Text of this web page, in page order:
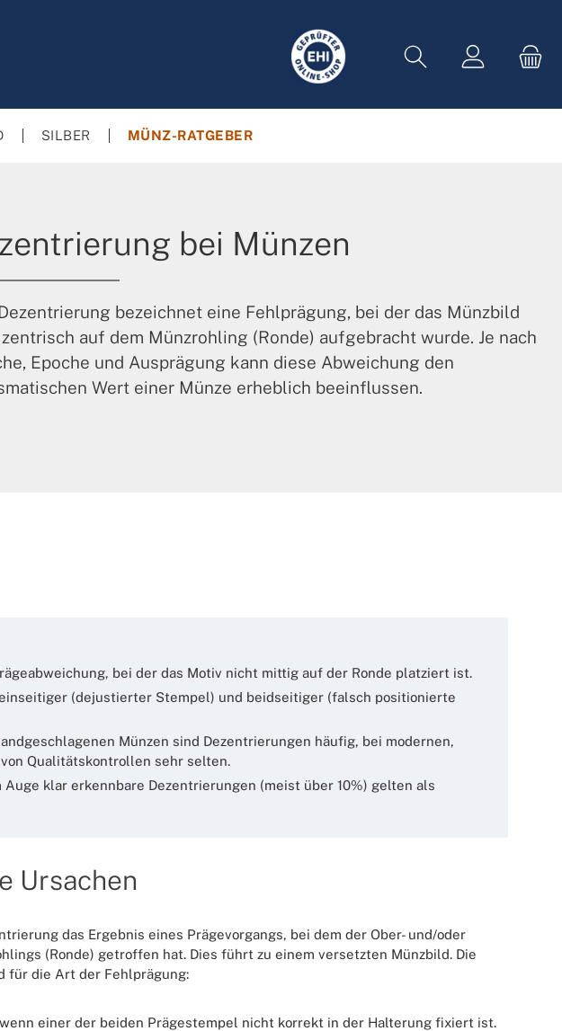
SILBER MÜNZ-RATGEBER
bei Münzen
bezeichnet eine Fehlprägung, bei der das Münzbild
auf dem Münzrohling (Ronde) aufgebracht wurde. Je nach
Epoche und Ausprägung kann diese Abweichung den
Wert einer Münze erheblich beeinflussen.
bei der das Motiv nicht mittig auf der Ronde platziert ist.
(dejustierter Stempel) und beidseitiger (falsch positionierte
Münzen sind Dezentrierungen häufig, bei modernen,
Qualitätskontrollen sehr selten.
klar erkennbare Dezentrierungen (meist über 10%) gelten als
Ursachen
das Ergebnis eines Prägevorgangs, bei dem der Ober- und/oder
(Ronde) getroffen hat. Dies führt zu einem versetzten Münzbild. Die
für die Art der Fehlprägung:
einer der beiden Prägestempel nicht korrekt in der Halterung fixiert ist.